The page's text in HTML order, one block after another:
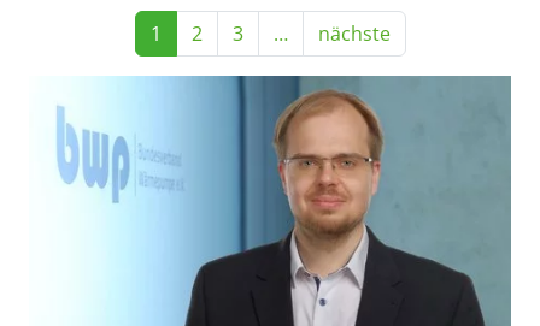
1 2 3 … nächste